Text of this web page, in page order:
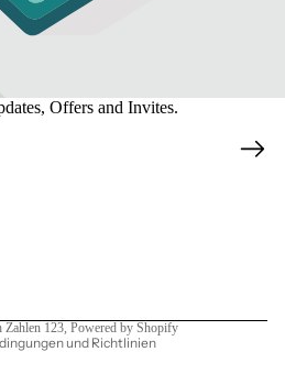
Offers and Invites.
Zahlen 123, Powered by Shopify
und Richtlinien